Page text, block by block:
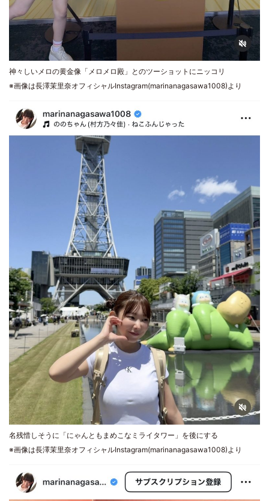
神々しいメロの黄金像「メロメロ殿」とのツーショットにニッコリ
※画像は長澤茉里奈オフィシャルInstagram(marinanagasawa1008)より
名残惜しそうに「にゃんともまめこなミライタワー」を後にする
※画像は長澤茉里奈オフィシャルInstagram(marinanagasawa1008)より